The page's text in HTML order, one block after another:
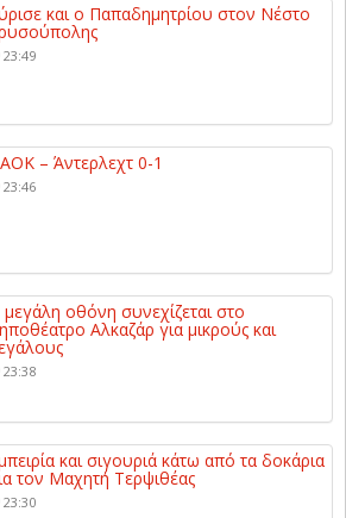
και ο Παπαδημητρίου στον Νέστο
23:49
– Άντερλεχτ 0-1
23:46
οθόνη συνεχίζεται στο
Αλκαζάρ για μικρούς και
23:38
και σιγουριά κάτω από τα δοκάρια
τον Μαχητή Τερψιθέας
23:30